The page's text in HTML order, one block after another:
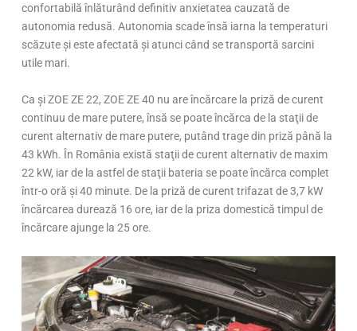
confortabilă înlăturând definitiv anxietatea cauzată de
autonomia redusă. Autonomia scade însă iarna la temperaturi
scăzute şi este afectată şi atunci când se transportă sarcini
utile mari.
Ca şi ZOE ZE 22, ZOE ZE 40 nu are încărcare la priză de curent
continuu de mare putere, însă se poate încărca de la staţii de
curent alternativ de mare putere, putând trage din priză până la
43 kWh. În România există staţii de curent alternativ de maxim
22 kW, iar de la astfel de staţii bateria se poate încărca complet
într-o oră şi 40 minute. De la priză de curent trifazat de 3,7 kW
încărcarea durează 16 ore, iar de la priza domestică timpul de
încărcare ajunge la 25 ore.